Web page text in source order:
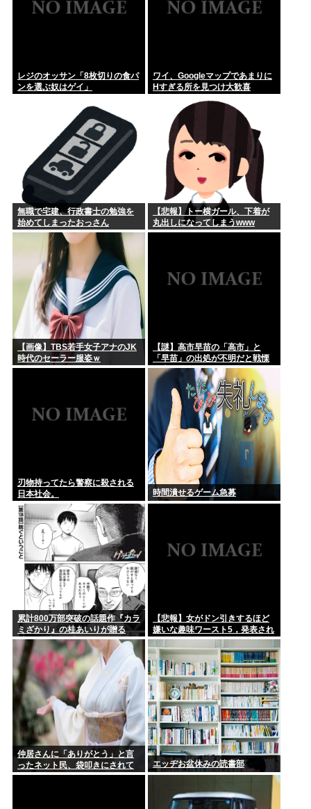
レジのオッサン「8枚切りの食パ
ンを選ぶ奴はゲイ」
ワイ、Googleマップであまりに
Ηすぎる所を見つけ大歓喜
無職で宅建、行政書士の勉強を
始めてしまったおっさん
【悲報】トー横ガール、下着が
丸出しになってしまうwww
【画像】TBS若手女子アナのJK
時代のセーラー服姿ｗ
【謎】高市早苗の「高市」と
「早苗」の出処が不明だと戦慄
が走る
刃物持ってたら警察に殺される
日本社会。
時間潰せるゲーム急募
累計800万部突破の話題作『カラ
ミざかり』の桂あいりが贈る
NTRラブコメ「グラぱら
っ！」、完結までラスト2話！！
【悲報】女がドン引きするほど
嫌いな趣味ワースト5，発表され
る
仲居さんに「ありがとう」と言
ったネット民、袋叩きにされて
しまう…
エッヂお盆休みの読書部